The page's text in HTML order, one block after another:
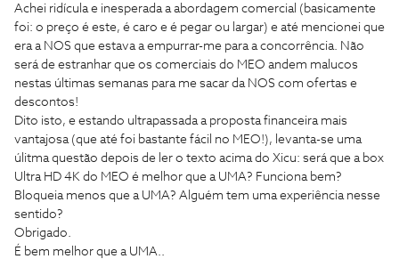
Achei ridícula e inesperada a abordagem comercial (basicamente
foi: o preço é este, é caro e é pegar ou largar) e até mencionei que
era a NOS que estava a empurrar-me para a concorrência. Não
será de estranhar que os comerciais do MEO andem malucos
nestas últimas semanas para me sacar da NOS com ofertas e
descontos!
Dito isto, e estando ultrapassada a proposta financeira mais
vantajosa (que até foi bastante fácil no MEO!), levanta-se uma
úlitma questão depois de ler o texto acima do Xicu: será que a box
Ultra HD 4K do MEO é melhor que a UMA? Funciona bem?
Bloqueia menos que a UMA? Alguém tem uma experiência nesse
sentido?
Obrigado.
É bem melhor que a UMA..